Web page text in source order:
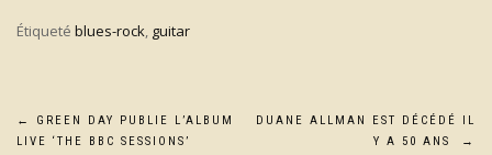
Étiqueté blues-rock, guitar
Navigation
←
GREEN DAY PUBLIE L’ALBUM
LIVE ‘THE BBC SESSIONS’
DUANE ALLMAN EST DÉCÉDÉ IL
Y A 50 ANS
→